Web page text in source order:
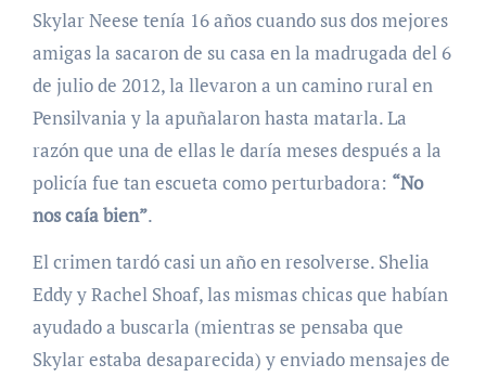
Skylar Neese tenía 16 años cuando sus dos mejores
amigas la sacaron de su casa en la madrugada del 6
de julio de 2012, la llevaron a un camino rural en
Pensilvania y la apuñalaron hasta matarla. La
razón que una de ellas le daría meses después a la
policía fue tan escueta como perturbadora: “No
nos caía bien”.
El crimen tardó casi un año en resolverse. Shelia
Eddy y Rachel Shoaf, las mismas chicas que habían
ayudado a buscarla (mientras se pensaba que
Skylar estaba desaparecida) y enviado mensajes de